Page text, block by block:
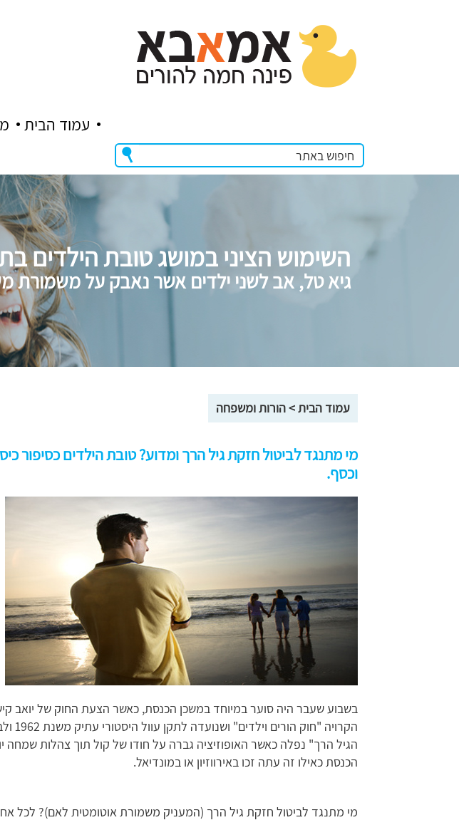
עמוד הבית
השימוש הציני במושג טובת הילדים
גיא טל, אב לשני ילדים אשר נאבק על משמורת
עמוד הבית>הורות ומשפחה
מי מתנגד לביטול חזקת גיל הרך ומדוע? טובת הילדים כסיפור
וכסף.
בשבוע שעבר היה סוער במיוחד במשכן הכנסת, כאשר הצעת החוק של יואב
הקרויה
הגיל הרך" נפלה כאשר האופוזיציה גברה על חודו של קול תוך צהלות שמחה
הכנסת כאילו זה עתה זכו באירווזיון או במונדיאל.
מי מתנגד לביטול חזקת גיל הרך (המעניק משמורת אוטומטית לאם)? לכל